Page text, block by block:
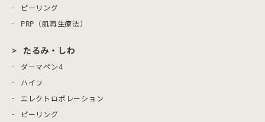
ピーリング
PRP（肌再生療法）
たるみ・しわ
ダーマペン4
ハイフ
エレクトロポレーション
ピーリング